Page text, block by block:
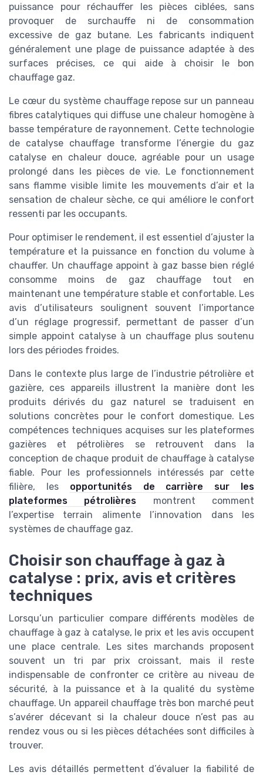
puissance pour réchauffer les pièces ciblées, sans
provoquer de surchauffe ni de consommation
excessive de gaz butane. Les fabricants indiquent
généralement une plage de puissance adaptée à des
surfaces précises, ce qui aide à choisir le bon
chauffage gaz.
Le cœur du système chauffage repose sur un panneau
fibres catalytiques qui diffuse une chaleur homogène à
basse température de rayonnement. Cette technologie
de catalyse chauffage transforme l’énergie du gaz
catalyse en chaleur douce, agréable pour un usage
prolongé dans les pièces de vie. Le fonctionnement
sans flamme visible limite les mouvements d’air et la
sensation de chaleur sèche, ce qui améliore le confort
ressenti par les occupants.
Pour optimiser le rendement, il est essentiel d’ajuster la
température et la puissance en fonction du volume à
chauffer. Un chauffage appoint à gaz basse bien réglé
consomme moins de gaz chauffage tout en
maintenant une température stable et confortable. Les
avis d’utilisateurs soulignent souvent l’importance
d’un réglage progressif, permettant de passer d’un
simple appoint catalyse à un chauffage plus soutenu
lors des périodes froides.
Dans le contexte plus large de l’industrie pétrolière et
gazière, ces appareils illustrent la manière dont les
produits dérivés du gaz naturel se traduisent en
solutions concrètes pour le confort domestique. Les
compétences techniques acquises sur les plateformes
gazières et pétrolières se retrouvent dans la
conception de chaque produit de chauffage à catalyse
fiable. Pour les professionnels intéressés par cette
filière, les opportunités de carrière sur les
plateformes pétrolières montrent comment
l’expertise terrain alimente l’innovation dans les
systèmes de chauffage gaz.
Choisir son chauffage à gaz à
catalyse : prix, avis et critères
techniques
Lorsqu’un particulier compare différents modèles de
chauffage à gaz à catalyse, le prix et les avis occupent
une place centrale. Les sites marchands proposent
souvent un tri par prix croissant, mais il reste
indispensable de confronter ce critère au niveau de
sécurité, à la puissance et à la qualité du système
chauffage. Un appareil chauffage très bon marché peut
s’avérer décevant si la chaleur douce n’est pas au
rendez vous ou si les pièces détachées sont difficiles à
trouver.
Les avis détaillés permettent d’évaluer la fiabilité de